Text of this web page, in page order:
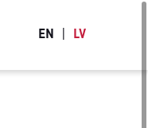
EN LV